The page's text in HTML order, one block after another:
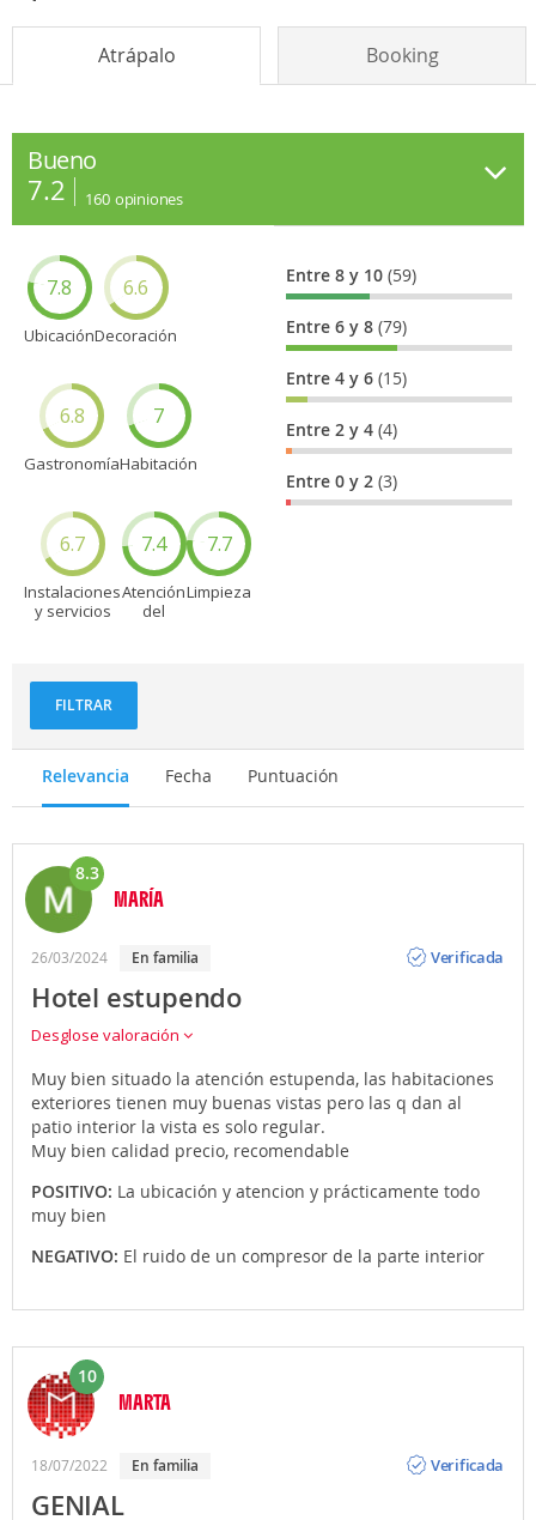
Atrápalo Booking
Bueno
7.2 160 opiniones
7.8
Ubicación
6.6
Decoración
6.8
Gastronomía
7
Habitación
6.7
Instalaciones
y servicios
7.4
Atención
del
7.7
Limpieza
Entre 8 y 10(59)
Entre 6 y 8(79)
Entre 4 y 6(15)
Entre 2 y 4(4)
Entre 0 y 2(3)
FILTRAR
Relevancia Fecha Puntuación
8.3
MARÍA
26/03/2024 en familia
Verificada
Hotel estupendo
Desglose valoración
Muy bien situado la atención estupenda, las habitaciones
exteriores tienen muy buenas vistas pero las q dan al
patio interior la vista es solo regular.
Muy bien calidad precio, recomendable
POSITIVO: La ubicación y atencion y prácticamente todo
muy bien
NEGATIVO: El ruido de un compresor de la parte interior
10
MARTA
18/07/2022 en familia
Verificada
GENIAL